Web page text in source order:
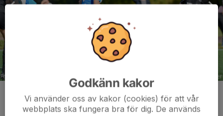
Kommentarer
Godkänn kakor
Vi använder oss av kakor (cookies) för att vår
webbplats ska fungera bra för dig. De används